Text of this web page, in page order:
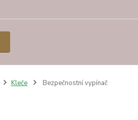
Kleče Bezpečnostní vypínač